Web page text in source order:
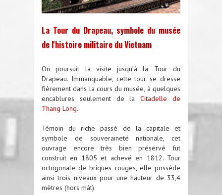
La Tour du Drapeau, symbole du musée
de l'histoire militaire du Vietnam
On poursuit la visite jusqu’à la Tour du
Drapeau. Immanquable, cette tour se dresse
fièrement dans la cours du musée, à quelques
encablures seulement de laCitadelle de
Thang Long.
Témoin du riche passé de la capitale et
symbole de souveraineté nationale, cet
ouvrage encore très bien préservé fut
construit en 1805 et achevé en 1812. Tour
octogonale de briques rouges, elle possède
ainsi trois niveaux pour une hauteur de 33,4
mètres (hors mât).